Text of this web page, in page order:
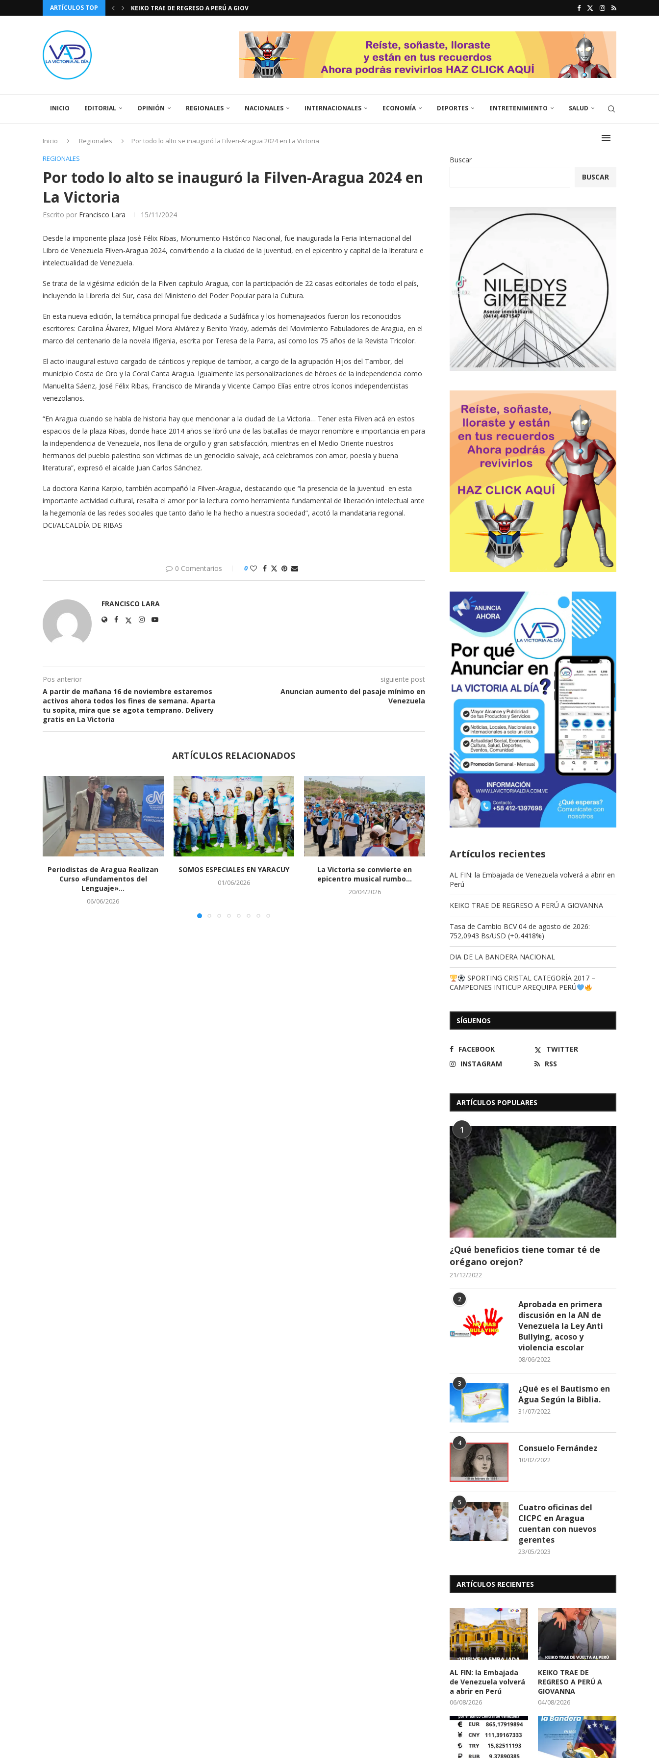
ARTÍCULOS TOP
KEIKO TRAE DE REGRESO A PERÚ A GIOVANNA
INICIO EDITORIAL OPINIÓN REGIONALES NACIONALES INTERNACIONALES ECONOMÍA DEPORTES ENTRETENIMIENTO SALUD
Inicio Regionales
Por todo lo alto se inauguró la Filven-Aragua 2024 en La Victoria
REGIONALES
Por todo lo alto se inauguró la Filven-Aragua 2024 en
La Victoria
Escrito por Francisco Lara 15/11/2024
Desde la imponente plaza José Félix Ribas, Monumento Histórico Nacional, fue inaugurada la Feria Internacional del
Libro de Venezuela Filven-Aragua 2024, convirtiendo a la ciudad de la juventud, en el epicentro y capital de la literatura e
intelectualidad de Venezuela.
Se trata de la vigésima edición de la Filven capítulo Aragua, con la participación de 22 casas editoriales de todo el país,
incluyendo la Librería del Sur, casa del Ministerio del Poder Popular para la Cultura.
En esta nueva edición, la temática principal fue dedicada a Sudáfrica y los homenajeados fueron los reconocidos
escritores: Carolina Álvarez, Miguel Mora Alviárez y Benito Yrady, además del Movimiento Fabuladores de Aragua, en el
marco del centenario de la novela Ifigenia, escrita por Teresa de la Parra, así como los 75 años de la Revista Tricolor.
El acto inaugural estuvo cargado de cánticos y repique de tambor, a cargo de la agrupación Hijos del Tambor, del
municipio Costa de Oro y la Coral Canta Aragua. Igualmente las personalizaciones de héroes de la independencia como
Manuelita Sáenz, José Félix Ribas, Francisco de Miranda y Vicente Campo Elías entre otros íconos independentistas
venezolanos.
“En Aragua cuando se habla de historia hay que mencionar a la ciudad de La Victoria… Tener esta Filven acá en estos
espacios de la plaza Ribas, donde hace 2014 años se libró una de las batallas de mayor renombre e importancia en para
la independencia de Venezuela, nos llena de orgullo y gran satisfacción, mientras en el Medio Oriente nuestros
hermanos del pueblo palestino son víctimas de un genocidio salvaje, acá celebramos con amor, poesía y buena
literatura”, expresó el alcalde Juan Carlos Sánchez.
La doctora Karina Karpio, también acompañó la Filven-Aragua, destacando que “la presencia de la juventud en esta
importante actividad cultural, resalta el amor por la lectura como herramienta fundamental de liberación intelectual ante
la hegemonía de las redes sociales que tanto daño le ha hecho a nuestra sociedad”, acotó la mandataria regional.
DCI/ALCALDÍA DE RIBAS
0 Comentarios 0
FRANCISCO LARA
Pos anterior
A partir de mañana 16 de noviembre estaremos
activos ahora todos los fines de semana. Aparta
tu sopita, mira que se agota temprano. Delivery
gratis en La Victoria
siguiente post
Anuncian aumento del pasaje mínimo en
Venezuela
ARTÍCULOS RELACIONADOS
Periodistas de Aragua Realizan
Curso «Fundamentos del
Lenguaje»...
06/06/2026
SOMOS ESPECIALES EN YARACUY
01/06/2026
La Victoria se convierte en
epicentro musical rumbo...
20/04/2026
sede CNP Aragua donados...
reconocimiento por
Buscar
BUSCAR
Artículos recientes
AL FIN: la Embajada de Venezuela volverá a abrir en
Perú
KEIKO TRAE DE REGRESO A PERÚ A GIOVANNA
Tasa de Cambio BCV 04 de agosto de 2026:
752,0943 Bs/USD (+0,4418%)
DIA DE LA BANDERA NACIONAL
SPORTING CRISTAL CATEGORÍA 2017 –
CAMPEONES INTICUP AREQUIPA PERÚ
SÍGUENOS
FACEBOOK
TWITTER
INSTAGRAM
RSS
ARTÍCULOS POPULARES
1
¿Qué beneficios tiene tomar té de
orégano orejon?
21/12/2022
2
Aprobada en primera
discusión en la AN de
Venezuela la Ley Anti
Bullying, acoso y
violencia escolar
08/06/2022
3
¿Qué es el Bautismo en
Agua Según la Biblia.
31/07/2022
4 Consuelo Fernández
10/02/2022
5
Cuatro oficinas del
CICPC en Aragua
cuentan con nuevos
gerentes
23/05/2023
ARTÍCULOS RECIENTES
AL FIN: la Embajada
de Venezuela volverá
a abrir en Perú
06/08/2026
KEIKO TRAE DE
REGRESO A PERÚ A
GIOVANNA
04/08/2026